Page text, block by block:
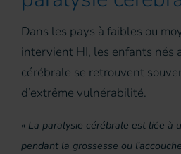
Dans les pays à faibles ou
intervient HI, les enfants nés
cérébrale se retrouvent
d’extrême vulnérabilité.
« La paralysie cérébrale est liée à
pendant la grossesse ou